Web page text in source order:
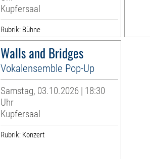
Kupfersaal
Rubrik: Bühne
Walls and Bridges
Vokalensemble Pop-Up
Samstag, 03.10.2026 | 18:30
Uhr
Kupfersaal
Rubrik: Konzert